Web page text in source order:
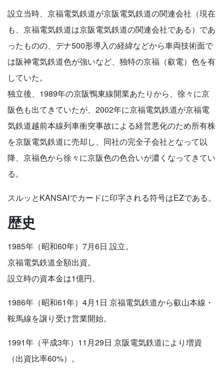
設立当時、京福電気鉄道が京阪電気鉄道の関連会社（現在
も、京福電気鉄道は京阪電気鉄道の関連会社である）であ
ったものの、デナ500形導入の経緯などから車両技術面で
は阪神電気鉄道色が強いなど、独特の京福（叡電）色を有
していた。
独立後、1989年の京阪鴨東線開業あたりから、徐々に京
阪色も出てきていたが、2002年に京福電気鉄道が京福電
気鉄道越前本線列車衝突事故による経営悪化のため所有株
を京阪電気鉄道に売却し、同社の完全子会社となって以
降、京福色から徐々に京阪色の色合いが濃くなってきてい
る。
スルッとKANSAIでカードに印字される符号はEZである。
歴史
1985年（昭和60年）7月6日 設立。
京福電気鉄道全額出資。
設立時の資本金は1億円。
1986年（昭和61年）4月1日 京福電気鉄道から叡山本線・
鞍馬線を譲り受け営業開始。
1991年（平成3年）11月29日 京阪電気鉄道により増資
（出資比率60%）。